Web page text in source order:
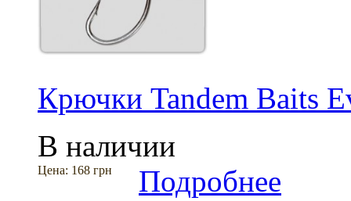
Крючки Tandem Baits
В наличии
Цена: 168 грн Подробнее